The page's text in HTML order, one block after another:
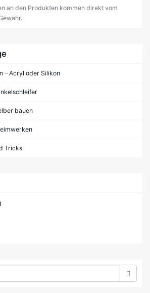
an den Produkten kommen direkt vom
– Acryl oder Silikon
bauen
Tricks